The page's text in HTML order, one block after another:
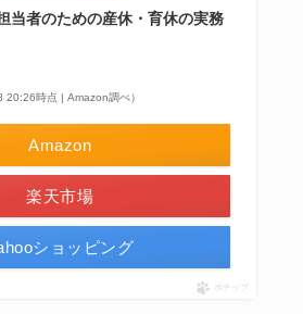
者のための産休・育休の実務
20:26時点 | Amazon調べ）
Amazon
楽天市場
ショッピング
ポチップ